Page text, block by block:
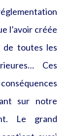
l’avoir créée
de toutes les
Ces
sur notre
Le grand